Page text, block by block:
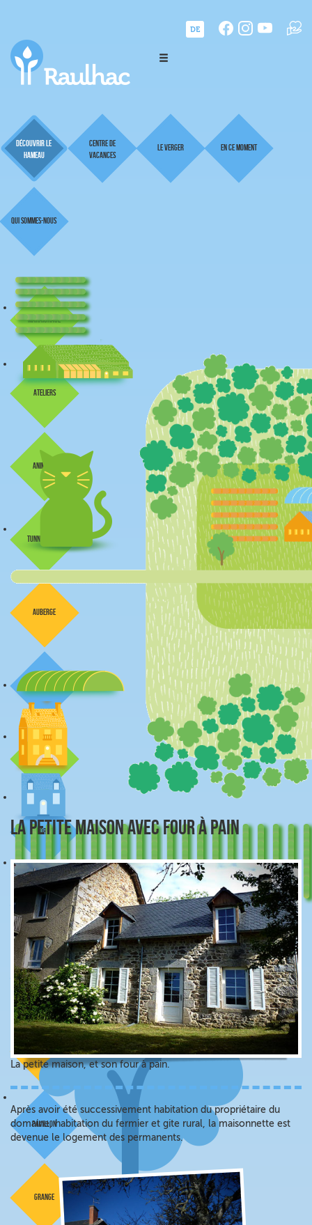
DE
Découvrir le
hameau
Centre de
vacances
Le Verger En ce moment
Qui sommes-nous
maraîchage
ateliers
animaux
tunnel froid
auberge
petite maison
verger
forêt
source
parking
chaumière
pavillon
grange
LA PETITE MAISON AVEC FOUR À PAIN
La petite maison, et son four à pain.
Après avoir été successivement habitation du propriétaire du
domaine, habitation du fermier et gite rural, la maisonnette est
devenue le logement des permanents.